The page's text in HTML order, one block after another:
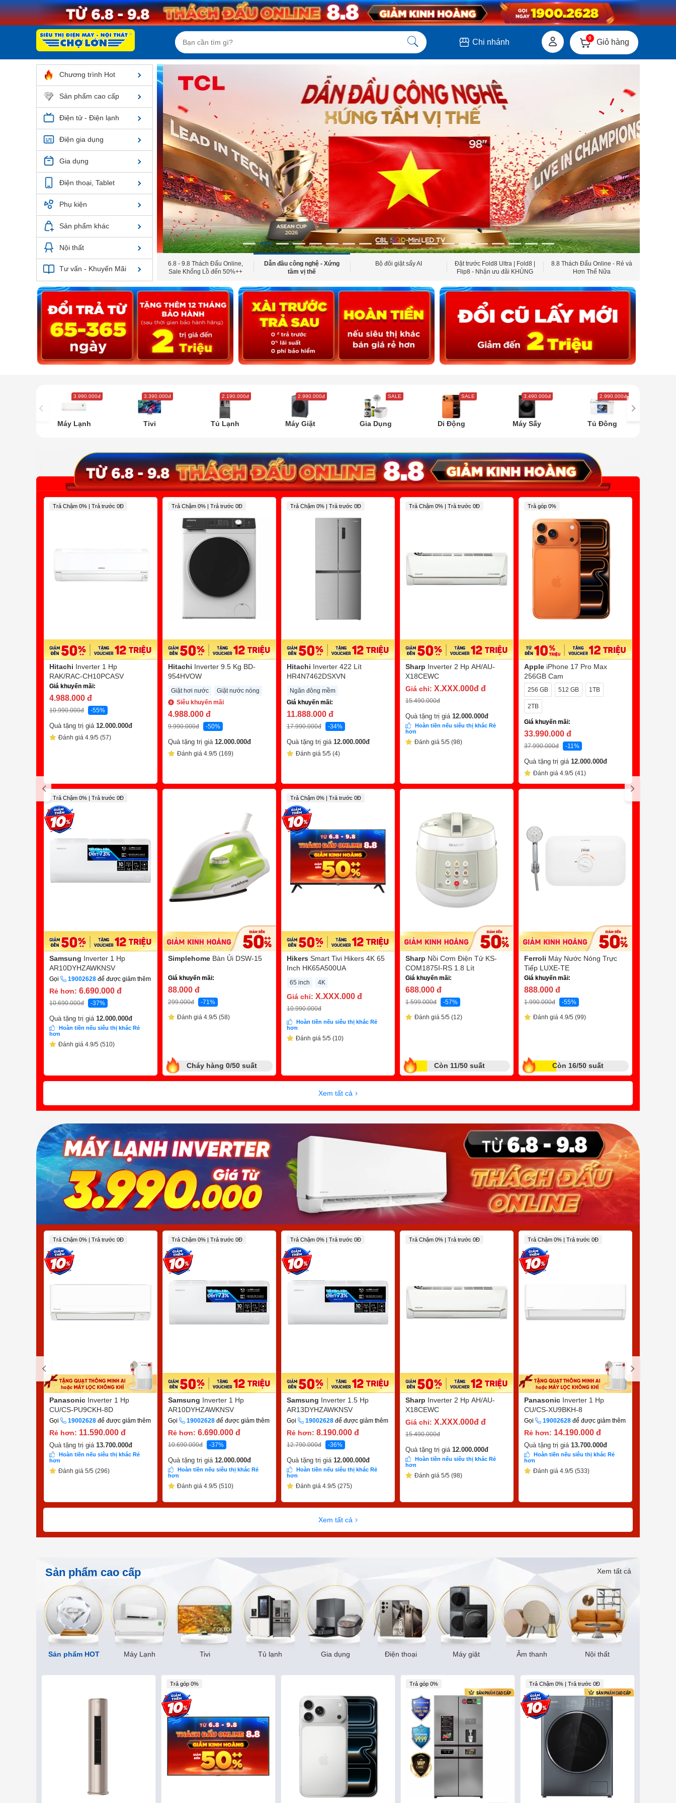
Chi nhánh 0 Giỏ hàng
Chương trình Hot
Sản phẩm cao cấp
Điện tử - Điện lạnh
Điện gia dụng
Gia dụng
Điện thoại, Tablet
Phụ kiện
Sản phẩm khác
Nội thất
Tư vấn - Khuyến Mãi
6.8 - 9.8 Thách Đấu Online,
Sale Khổng Lồ đến 50%++
Dẫn đầu công nghệ - Xứng
tầm vị thế
Bộ đôi giặt sấy AI
Đặt trước Fold8 Ultra | Fold8 |
Flip8 - Nhận ưu đãi KHỦNG
8.8 Thách Đấu Online - Rẻ và
Hơn Thế Nữa
3.990.000đ
Máy Lạnh
3.390.000đ
Tivi
2.190.000đ
Tủ Lạnh
2.990.000đ
Máy Giặt
SALE
Gia Dụng
SALE
Di Động
3.490.000đ
Máy Sấy
2.990.000đ
Tủ Đông
Trả Chậm 0% | Trả trước 0Đ
Hitachi Inverter 1 Hp
RAK/RAC-CH10PCASV
Giá khuyến mãi:
4.988.000 đ
10.990.000đ -55%
Quà tặng trị giá 12.000.000đ
Đánh giá 4.9/5 (57)
Trả Chậm 0% | Trả trước 0Đ
Samsung Inverter 1 Hp
AR10DYHZAWKNSV
Gọi 19002628 để được giảm thêm
Rẻ hơn: 6.690.000 đ
10.690.000đ -37%
Quà tặng trị giá 12.000.000đ
Hoàn tiền nếu siêu thị khác Rẻ
hơn
Đánh giá 4.9/5 (510)
Trả Chậm 0% | Trả trước 0Đ
Hitachi Inverter 9.5 Kg BD-
954HVOW
Giặt hơi nước
Giặt nước nóng
Siêu khuyến mãi
4.988.000 đ
9.990.000đ -50%
Quà tặng trị giá 12.000.000đ
Đánh giá 4.9/5 (169)
Simplehome Bàn Ủi DSW-15
Giá khuyến mãi:
88.000 đ
299.000đ -71%
Đánh giá 4.9/5 (58)
Cháy hàng 0/50 suất
Trả Chậm 0% | Trả trước 0Đ
Hitachi Inverter 422 Lít
HR4N7462DSXVN
Ngăn đông mềm
Giá khuyến mãi:
11.888.000 đ
17.990.000đ -34%
Quà tặng trị giá 12.000.000đ
Đánh giá 5/5 (4)
Trả Chậm 0% | Trả trước 0Đ
Hikers Smart Tivi Hikers 4K 65
Inch HK65A500UA
65 inch 4K
Giá chỉ: X.XXX.000 đ
10.990.000đ
Hoàn tiền nếu siêu thị khác Rẻ
hơn
Đánh giá 5/5 (10)
Trả Chậm 0% | Trả trước 0Đ
Sharp Inverter 2 Hp AH/AU-
X18CEWC
Giá chỉ: X.XXX.000đ đ
15.490.000đ
Quà tặng trị giá 12.000.000đ
Hoàn tiền nếu siêu thị khác Rẻ
hơn
Đánh giá 5/5 (98)
Sharp Nồi Cơm Điện Tử KS-
COM1875I-RS 1.8 Lít
Giá khuyến mãi:
688.000 đ
1.599.000đ -57%
Đánh giá 5/5 (12)
Còn 11/50 suất
Trả góp 0%
Apple iPhone 17 Pro Max
256GB Cam
256 GB 512 GB 1TB
2TB
Giá khuyến mãi:
33.990.000 đ
37.990.000đ -11%
Quà tặng trị giá 12.000.000đ
Đánh giá 4.9/5 (41)
Ferroli Máy Nước Nóng Trực
Tiếp LUXE-TE
Giá khuyến mãi:
888.000 đ
1.990.000đ -55%
Đánh giá 4.9/5 (99)
Còn 16/50 suất
Xem tất cả
Trả Chậm 0% | Trả trước 0Đ
Panasonic Inverter 1 Hp
CU/CS-PU9CKH-8D
Gọi 19002628 để được giảm thêm
Rẻ hơn: 11.590.000 đ
Quà tặng trị giá 13.700.000đ
Hoàn tiền nếu siêu thị khác Rẻ
hơn
Đánh giá 5/5 (296)
Trả Chậm 0% | Trả trước 0Đ
Samsung Inverter 1 Hp
AR10DYHZAWKNSV
Gọi 19002628 để được giảm thêm
Rẻ hơn: 6.690.000 đ
10.690.000đ -37%
Quà tặng trị giá 12.000.000đ
Hoàn tiền nếu siêu thị khác Rẻ
hơn
Đánh giá 4.9/5 (510)
Trả Chậm 0% | Trả trước 0Đ
Samsung Inverter 1.5 Hp
AR13DYHZAWKNSV
Gọi 19002628 để được giảm thêm
Rẻ hơn: 8.190.000 đ
12.790.000đ -36%
Quà tặng trị giá 12.000.000đ
Hoàn tiền nếu siêu thị khác Rẻ
hơn
Đánh giá 4.9/5 (275)
Trả Chậm 0% | Trả trước 0Đ
Sharp Inverter 2 Hp AH/AU-
X18CEWC
Giá chỉ: X.XXX.000đ đ
15.490.000đ
Quà tặng trị giá 12.000.000đ
Hoàn tiền nếu siêu thị khác Rẻ
hơn
Đánh giá 5/5 (98)
Trả Chậm 0% | Trả trước 0Đ
Panasonic Inverter 1 Hp
CU/CS-XU9BKH-8
Gọi 19002628 để được giảm thêm
Rẻ hơn: 14.190.000 đ
Quà tặng trị giá 13.700.000đ
Hoàn tiền nếu siêu thị khác Rẻ
hơn
Đánh giá 4.9/5 (533)
Xem tất cả
Sản phẩm cao cấp
Sản phẩm HOT Máy Lạnh Tivi Tủ lạnh Gia dụng Điện thoại Máy giặt Âm thanh Nội thất
Xem tất cả
Trả góp 0% Trả góp 0% Trả Chậm 0% | Trả trước 0Đ